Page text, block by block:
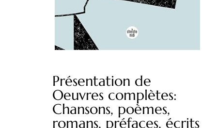
Présentation de
Oeuvres complètes:
Chansons, poèmes,
romans, préfaces, écrits